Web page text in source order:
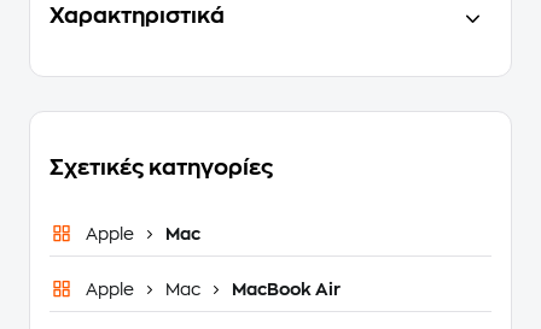
Χαρακτηριστικά
Σχετικές κατηγορίες
Apple Mac
Apple Mac MacBook Air